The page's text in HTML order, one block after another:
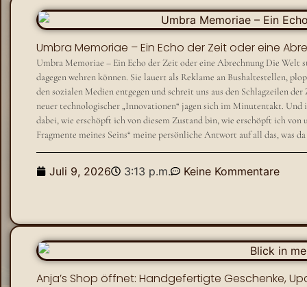
Umbra Memoriae – Ein Echo der Zeit oder eine
Umbra Memoriae – Ein Echo der Zeit oder eine Abrechnung Die
dagegen wehren können. Sie lauert als Reklame an Bushaltestellen,
den sozialen Medien entgegen und schreit uns aus den Schlagzeilen
neuer technologischer „Innovationen“ jagen sich im Minutentakt.
dabei, wie erschöpft ich von diesem Zustand bin, wie erschöpft ich
Fragmente meines Seins“ meine persönliche Antwort auf all das, was
Juli 9, 2026 3:13 p.m. Keine Kommentare
Anja’s Shop öffnet: Handgefertigte Geschenke,